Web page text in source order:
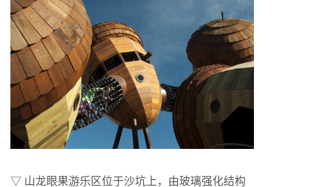
▽ 山龙眼果游乐区位于沙坑上，由玻璃强化结构